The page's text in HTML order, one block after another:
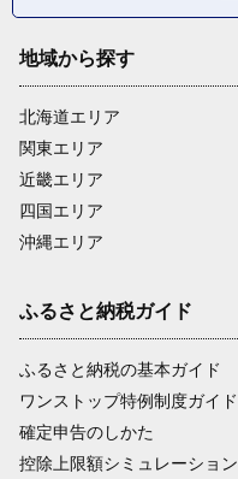
地域から探す
北海道エリア
関東エリア
近畿エリア
四国エリア
沖縄エリア
ふるさと納税ガイド
ふるさと納税の基本ガイド
ワンストップ特例制度ガイド
確定申告のしかた
控除上限額シミュレーション